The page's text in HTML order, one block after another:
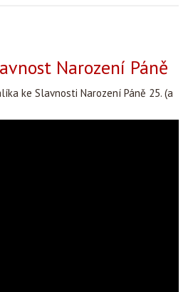
Narození Páně
ke Slavnosti Narození Páně 25. (a